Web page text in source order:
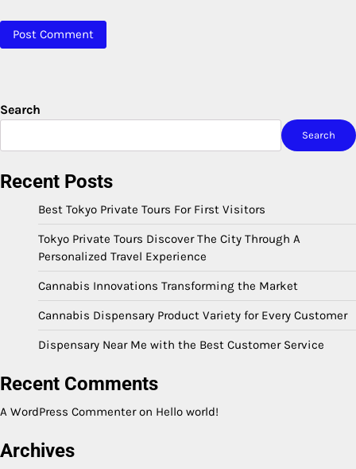
Search
Search
Recent Posts
Best Tokyo Private Tours For First Visitors
Tokyo Private Tours Discover The City Through A
Personalized Travel Experience
Cannabis Innovations Transforming the Market
Cannabis Dispensary Product Variety for Every Customer
Dispensary Near Me with the Best Customer Service
Recent Comments
A WordPress Commenteron Hello world!
Archives